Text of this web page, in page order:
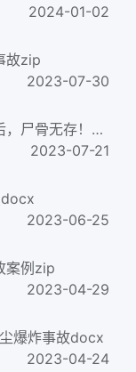
2024-01-02
故zip
2023-07-30
【视频】各类爆炸事故合集，巨响过后，尸骨无存！zip
2023-07-21
docx
2023-06-25
案例zip
2023-04-29
爆炸事故docx
2023-04-24